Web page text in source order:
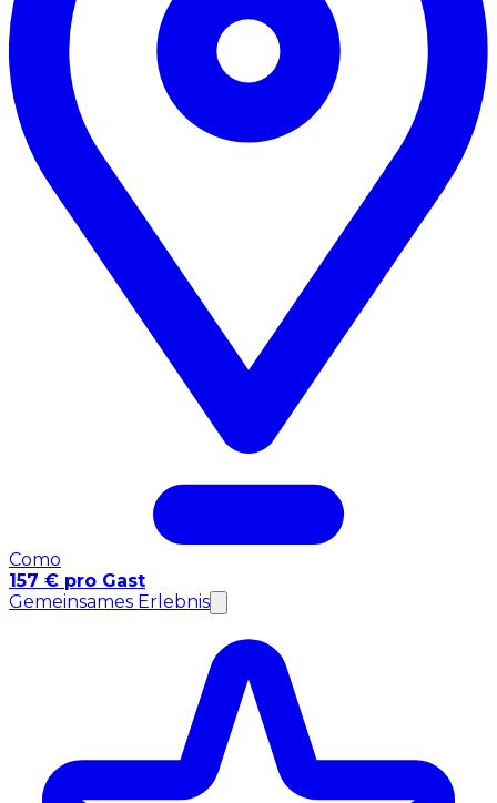
Como
157 € pro Gast
Gemeinsames Erlebnis